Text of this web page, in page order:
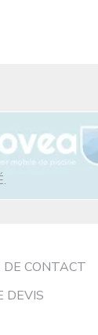
DE CONTACT
DEVIS